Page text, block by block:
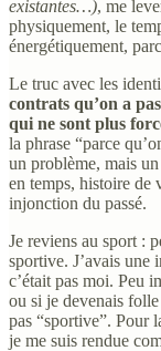
existantes…), me
physiquement, le
énergétiquement,
Le truc avec les
contrats qu’on a
qui ne sont plus
la phrase “parce
un problème, mais
en temps, histoire de
injonction du passé.
Je reviens au sport :
sportive. J’avais une
c’était pas moi. Peu
ou si je devenais
pas “sportive”. Pour
je me suis rendue